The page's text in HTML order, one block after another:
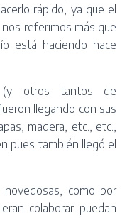
rápido, ya que el
referimos más que
está haciendo hace
otros tantos de
llegando con sus
madera, etc., etc.,
pues también llegó el
como por
colaborar puedan